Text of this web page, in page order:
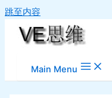
跳至内容
Main Menu